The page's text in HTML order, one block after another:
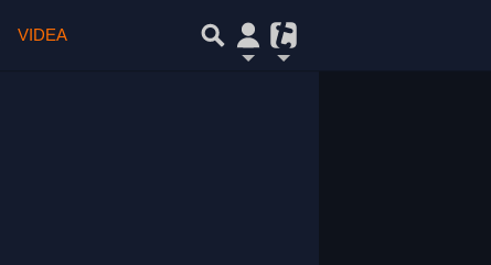
VIDEA